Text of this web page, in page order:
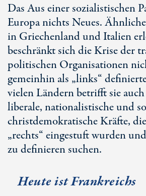
Das Aus einer sozialistischen
Europa nichts Neues.
in Griechenland und Italien
beschränkt sich die Krise der
politischen Organisationen
gemeinhin als „links“
vielen Ländern betrifft sie
liberale, nationalistische und
christdemokratische Kräfte,
„rechts“ eingestuft wurden
zu definieren suchen.
Heute ist Frankreichs